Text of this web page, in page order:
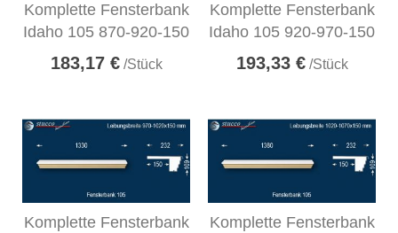
Komplette Fensterbank
Idaho 105 870-920-150
183,17 €/Stück
Komplette Fensterbank
Idaho 105 920-970-150
193,33 €/Stück
Komplette Fensterbank
Komplette Fensterbank